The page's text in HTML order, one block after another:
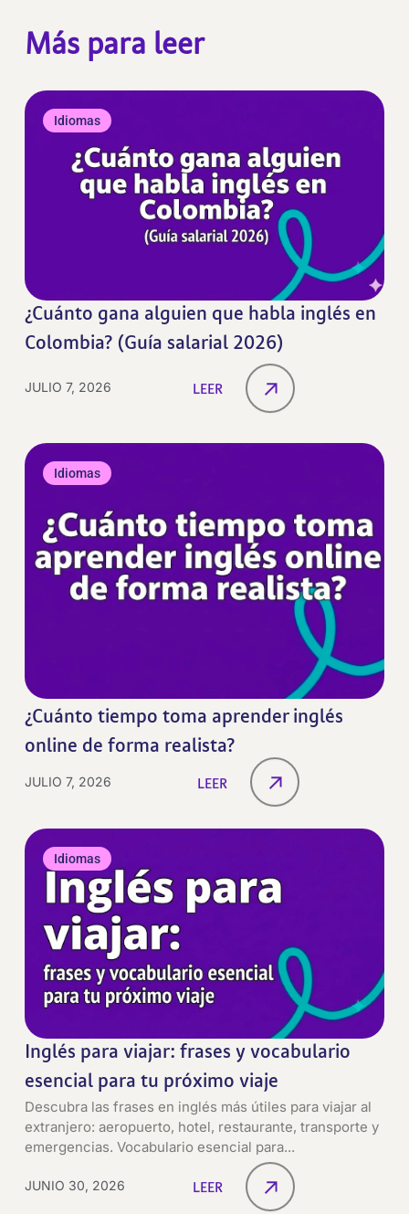
Más para leer
Idiomas
¿Cuánto gana alguien que habla inglés en
Colombia? (Guía salarial 2026)
JULIO 7, 2026 LEER
Idiomas
¿Cuánto tiempo toma aprender inglés
online de forma realista?
JULIO 7, 2026 LEER
Idiomas
Inglés para viajar: frases y vocabulario
esencial para tu próximo viaje
Descubra las frases en inglés más útiles para viajar al
extranjero: aeropuerto, hotel, restaurante, transporte y
emergencias. Vocabulario esencial para...
JUNIO 30, 2026 LEER